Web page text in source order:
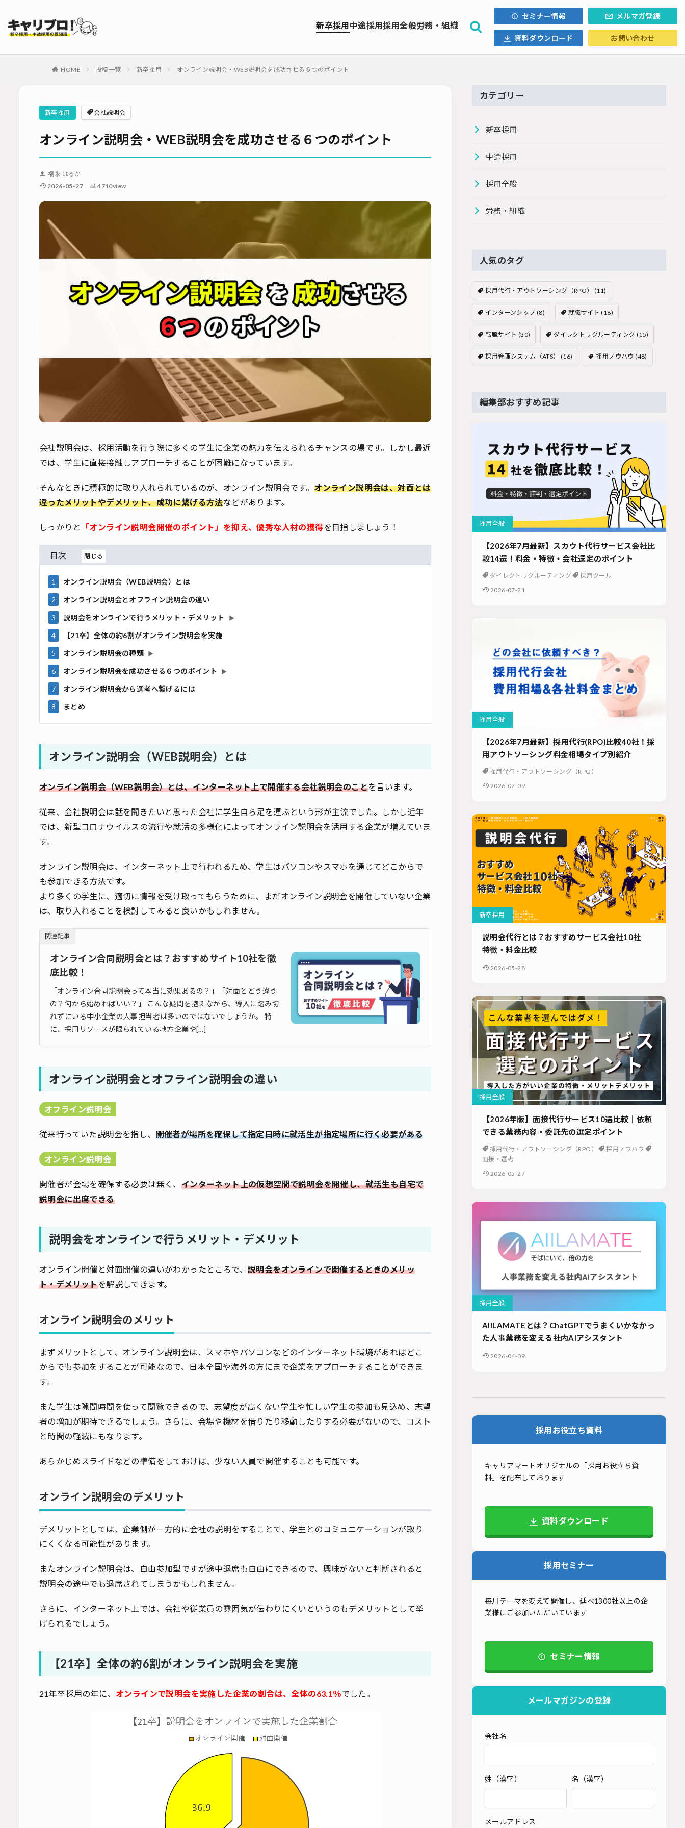
新卒採用中途採用採用全般労務・組織
セミナー情報 メルマガ登録
資料ダウンロード お問い合わせ
HOME 投稿一覧 新卒採用 オンライン説明会・WEB説明会を成功させる６つのポイント
新卒採用 会社説明会
オンライン説明会・WEB説明会を成功させる６つのポイント
福永 はるか
2026-05-27
4710view
会社説明会は、採用活動を行う際に多くの学生に企業の魅力を伝えられるチャンスの場です。しかし最近
では、学生に直接接触しアプローチすることが困難になっています。
そんなときに積極的に取り入れられているのが、オンライン説明会です。オンライン説明会は、対面とは
違ったメリットやデメリット、成功に繋げる方法などがあります。
しっかりと 「オンライン説明会開催のポイント」を抑え、優秀な人材の獲得を目指しましょう！
目次
1 オンライン説明会（WEB説明会）とは
2 オンライン説明会とオフライン説明会の違い
3 説明会をオンラインで行うメリット・デメリット ▶
4 【21卒】全体の約6割がオンライン説明会を実施
5 オンライン説明会の種類 ▶
6 オンライン説明会を成功させる６つのポイント ▶
7 オンライン説明会から選考へ繋げるには
8 まとめ
オンライン説明会（WEB説明会）とは
オンライン説明会（WEB説明会）とは、インターネット上で開催する会社説明会のことを言います。
従来、会社説明会は話を聞きたいと思った会社に学生自ら足を運ぶという形が主流でした。しかし近年
では、新型コロナウイルスの流行や就活の多様化によってオンライン説明会を活用する企業が増えていま
す。
オンライン説明会は、インターネット上で行われるため、学生はパソコンやスマホを通じてどこからで
も参加できる方法です。
より多くの学生に、適切に情報を受け取ってもらうために、まだオンライン説明会を開催していない企業
は、取り入れることを検討してみると良いかもしれません。
関連記事
オンライン合同説明会とは？おすすめサイト10社を徹
底比較！
「オンライン合同説明会って本当に効果あるの？」「対面とどう違う
の？何から始めればいい？」 こんな疑問を抱えながら、導入に踏み切
れずにいる中小企業の人事担当者は多いのではないでしょうか。 特
に、採用リソースが限られている地方企業や[…]
オンライン説明会とオフライン説明会の違い
オフライン説明会
従来行っていた説明会を指し、 開催者が場所を確保して指定日時に就活生が指定場所に行く必要がある
オンライン説明会
開催者が会場を確保する必要は無く、 インターネット上の仮想空間で説明会を開催し、就活生も自宅で
説明会に出席できる
説明会をオンラインで行うメリット・デメリット
オンライン開催と対面開催の違いがわかったところで、 説明会をオンラインで開催するときのメリッ
ト・デメリットを解説してきます。
オンライン説明会のメリット
まずメリットとして、オンライン説明会は、スマホやパソコンなどのインターネット環境があればどこ
からでも参加をすることが可能なので、日本全国や海外の方にまで企業をアプローチすることができま
す。
また学生は隙間時間を使って閲覧できるので、志望度が高くない学生や忙しい学生の参加も見込め、志望
者の増加が期待できるでしょう。さらに、会場や機材を借りたり移動したりする必要がないので、コスト
と時間の軽減にもなります。
あらかじめスライドなどの準備をしておけば、少ない人員で開催することも可能です。
オンライン説明会のデメリット
デメリットとしては、企業側が一方的に会社の説明をすることで、学生とのコミュニケーションが取り
にくくなる可能性があります。
またオンライン説明会は、自由参加型ですが途中退席も自由にできるので、興味がないと判断されると
説明会の途中でも退席されてしまうかもしれません。
さらに、インターネット上では、会社や従業員の雰囲気が伝わりにくいというのもデメリットとして挙
げられるでしょう。
【21卒】全体の約6割がオンライン説明会を実施
21年卒採用の年に、 オンラインで説明会を実施した企業の割合は、全体の63.1％でした。
カテゴリー
新卒採用
中途採用
採用全般
労務・組織
人気のタグ
採用代行・アウトソーシング（RPO） (11)
インターンシップ (8) 就職サイト (18)
転職サイト (30) ダイレクトリクルーティング (15)
採用管理システム（ATS） (16) 採用ノウハウ (48)
編集部おすすめ記事
採用全般
【2026年7月最新】スカウト代行サービス会社比
較14選！料金・特徴・会社選定のポイント
ダイレクトリクルーティング
採用ツール
2026-07-21
採用全般
【2026年7月最新】採用代行(RPO)比較40社！採
用アウトソーシング料金相場タイプ別紹介
採用代行・アウトソーシング（RPO）
2026-07-09
新卒採用
説明会代行とは？おすすめサービス会社10社
特徴・料金比較
2026-05-28
採用全般
【2026年版】面接代行サービス10選比較｜依頼
できる業務内容・委託先の選定ポイント
採用代行・アウトソーシング（RPO）
採用ノウハウ
面接・選考
2026-05-27
採用全般
AIILAMATEとは？ChatGPTでうまくいかなかっ
た人事業務を変える社内AIアシスタント
2026-04-09
採用お役立ち資料
キャリアマートオリジナルの「採用お役立ち資
料」を配布しております
資料ダウンロード
採用セミナー
毎月テーマを変えて開催し、延べ1300社以上の企
業様にご参加いただいています
セミナー情報
メールマガジンの登録
会社名
姓（漢字） 名（漢字）
メールアドレス
母集団の形成確保
エンジニア採用
お問い合わせ